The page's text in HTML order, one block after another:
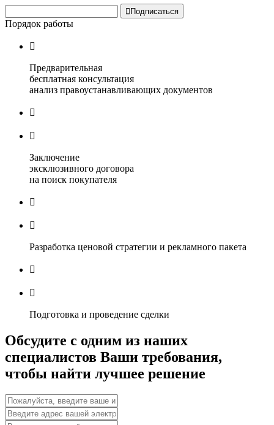
 Подписаться
Порядок работы

Предварительная
бесплатная консультация
анализ правоустанавливающих документов


Заключение
эксклюзивного договора
на поиск покупателя


Разработка ценовой стратегии и рекламного пакета


Подготовка и проведение сделки
Обсудите с одним из наших
специалистов Ваши требования,
чтобы найти лучшее решение